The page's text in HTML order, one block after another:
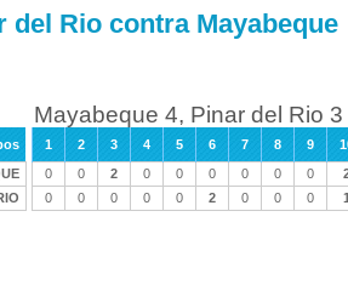
del Rio contra Mayabeque
Mayabeque 4, Pinar del Rio 3
1 2 3 4 5 6 7 8 9
0 0 2 0 0 0 0 0 0
0 0 0 0 0 2 0 0 0 1